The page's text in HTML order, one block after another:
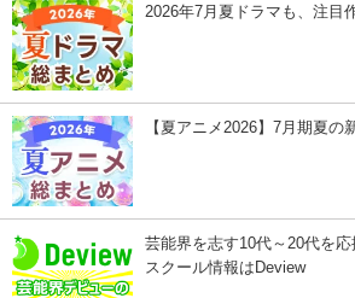
2026年7月夏ドラマも、注目
【夏アニメ2026】7月期夏の
芸能界を志す10代～20代を応
スクール情報はDeview